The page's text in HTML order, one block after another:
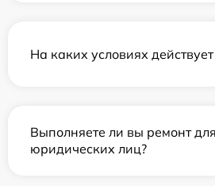
На каких условиях
Выполняете ли вы ремонт для
юридических лиц?